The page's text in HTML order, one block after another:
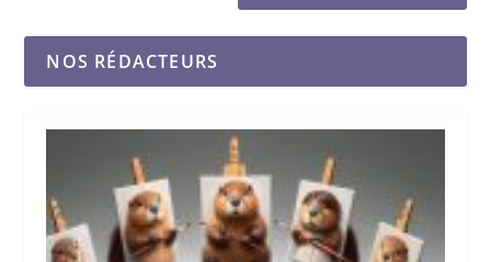
NOS RÉDACTEURS